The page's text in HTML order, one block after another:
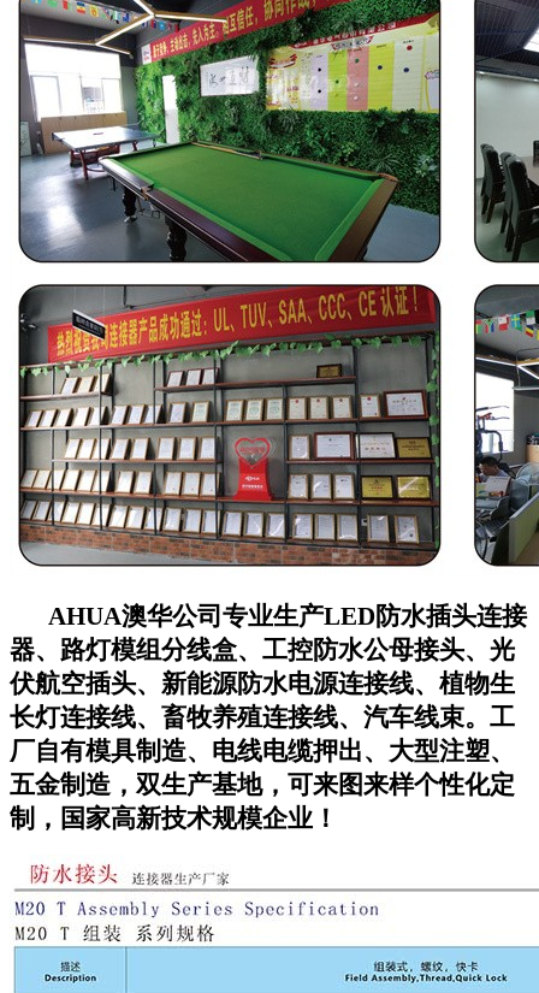
AHUA澳华公司专业生产LED防水插头连接
器、路灯模组分线盒、工控防水公母接头、光
伏航空插头、新能源防水电源连接线、植物生
长灯连接线、畜牧养殖连接线、汽车线束。工
厂自有模具制造、电线电缆押出、大型注塑、
五金制造，双生产基地，可来图来样个性化定
制，国家高新技术规模企业！